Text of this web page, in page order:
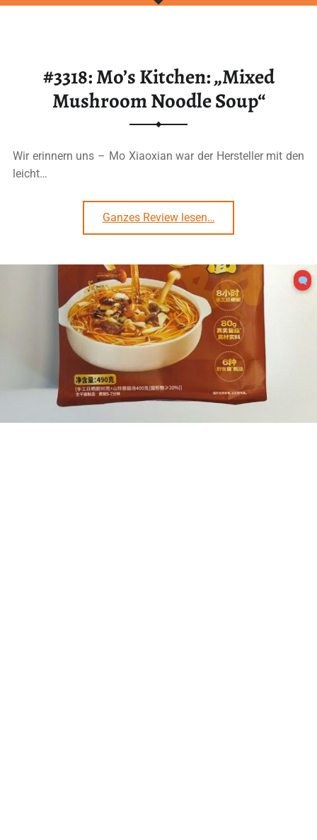
#3318: Mo’s Kitchen: „Mixed
Mushroom Noodle Soup“
Wir erinnern uns – Mo Xiaoxian war der Hersteller mit den
leicht…
Ganzes Review lesen“#3318: Mo’s Kitchen: „Mixed Mushroom Noodle Soup“”
…
2